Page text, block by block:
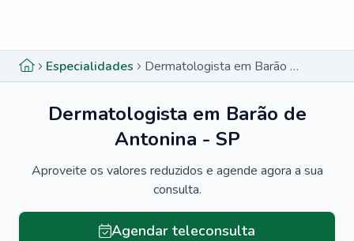
Especialidades Dermatologista em Barão de Antonina - SP
Dermatologista em Barão de
Antonina - SP
Aproveite os valores reduzidos e agende agora a sua
consulta.
Agendar teleconsulta